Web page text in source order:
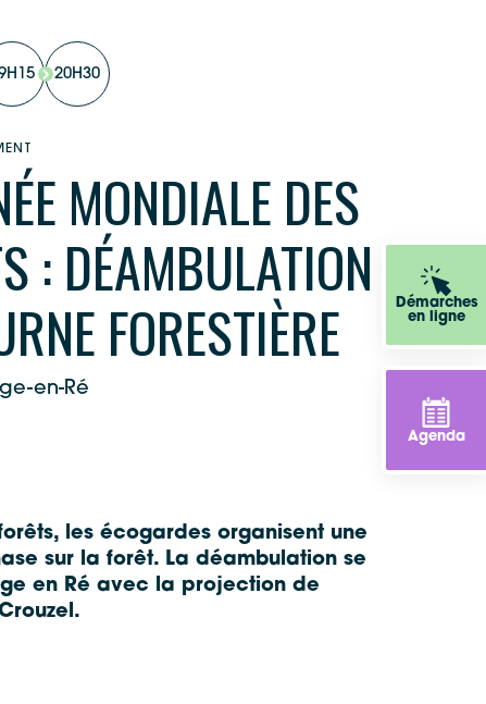
Démarches
en ligne
Agenda
20H30
MONDIALE DES
: DÉAMBULATION
FORESTIÈRE
en-Ré
les écogardes organisent une
sur la forêt. La déambulation se
en Ré avec la projection de